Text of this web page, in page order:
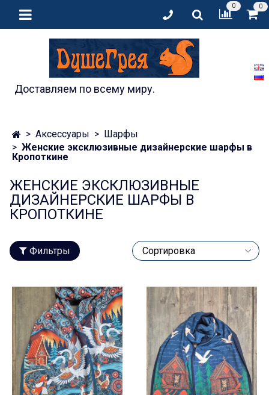
0 0
Доставляем по всему миру.
Аксессуары
Шарфы
Женские эксклюзивные дизайнерские шарфы в
Кропоткине
ЖЕНСКИЕ ЭКСКЛЮЗИВНЫЕ
ДИЗАЙНЕРСКИЕ ШАРФЫ В
КРОПОТКИНЕ
Фильтры